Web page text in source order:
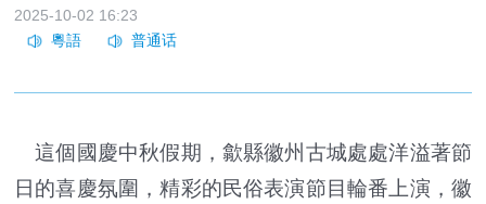
2025-10-02 16:23
這個國慶中秋假期，歙縣徽州古城處處洋溢著節
日的喜慶氛圍，精彩的民俗表演節目輪番上演，徽